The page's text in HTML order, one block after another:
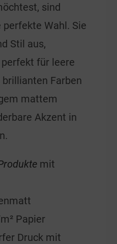
sind
Wahl. Sie
Stil aus,
für leere
Farben
mattem
Akzent in
mit
Papier
Druck mit